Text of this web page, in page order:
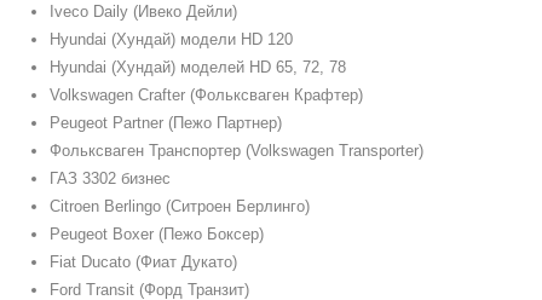
Iveco Daily (Ивеко Дейли)
Hyundai (Хундай) модели HD 120
Hyundai (Хундай) моделей HD 65, 72, 78
Volkswagen Crafter (Фольксваген Крафтер)
Peugeot Partner (Пежо Партнер)
Фольксваген Транспортер (Volkswagen Transporter)
ГАЗ 3302 бизнес
Citroen Berlingo (Ситроен Берлинго)
Peugeot Boxer (Пежо Боксер)
Fiat Ducato (Фиат Дукато)
Ford Transit (Форд Транзит)